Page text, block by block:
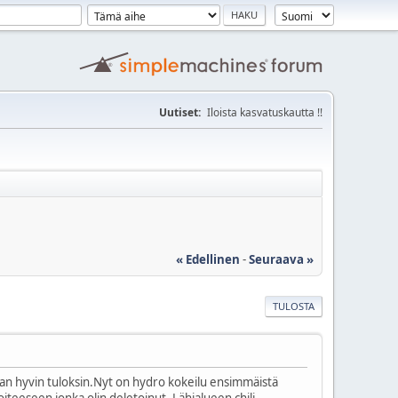
Uutiset: Iloista kasvatuskautta !!
« Edellinen -Seuraava »
TULOSTA
hyvin tuloksin.Nyt on hydro kokeilu ensimmäistä